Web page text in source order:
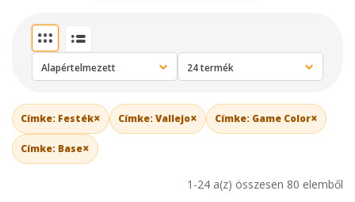
Címke: Festék× Címke: Vallejo× Címke: Game Color×
Címke: Base×
1-24 a(z) összesen 80 elemből